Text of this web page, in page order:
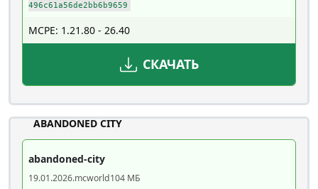
496c61a56de2bb6b9659
MCPE: 1.21.80 - 26.40
СКАЧАТЬ
ABANDONED CITY
abandoned-city
19.01.2026.mcworld104 МБ